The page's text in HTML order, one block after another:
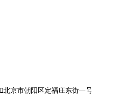
北京市朝阳区定福庄东街一号